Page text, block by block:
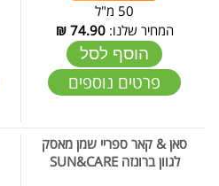
50 מ"ל
המחיר שלנו:74.90
₪
הוסף לסל
פרטים נוספים
סאן & קאר ספריי שמן מאסק
לגוון ברונזה SUN&CARE